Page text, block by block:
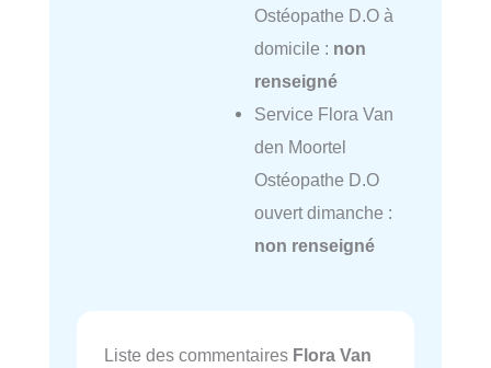
Ostéopathe D.O à
domicile : non
renseigné
Service Flora Van
den Moortel
Ostéopathe D.O
ouvert dimanche :
non renseigné
Liste des commentaires Flora Van